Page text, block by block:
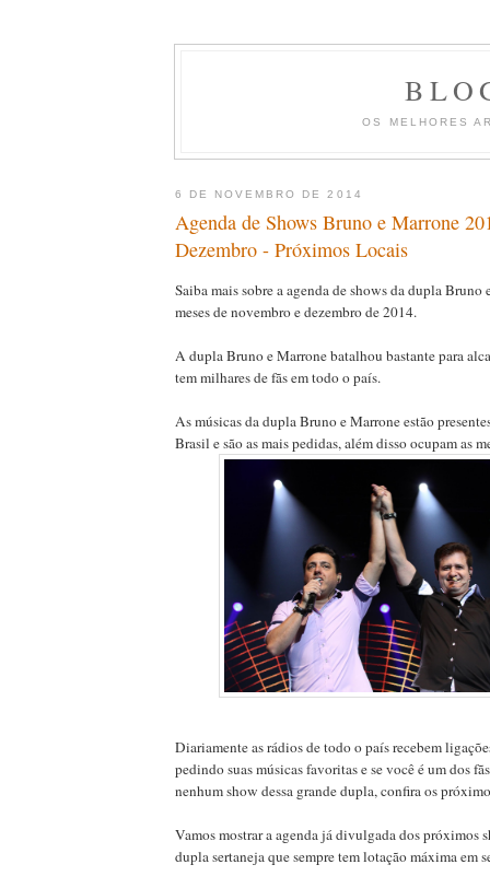
OS MELHORES
6 DE NOVEMBRO DE 2014
Agenda de Shows Bruno e Marrone
Dezembro - Próximos Locais
Saiba mais sobre a agenda de shows da dupla Bruno
meses de novembro e dezembro de 2014.
A dupla Bruno e Marrone batalhou bastante para
tem milhares de fãs em todo o país.
As músicas da dupla Bruno e Marrone estão
Brasil e são as mais pedidas, além disso ocupam as
Diariamente as rádios de todo o país recebem
pedindo suas músicas favoritas e se você é um dos
nenhum show dessa grande dupla, confira os
Vamos mostrar a agenda já divulgada dos próximos
dupla sertaneja que sempre tem lotação máxima em